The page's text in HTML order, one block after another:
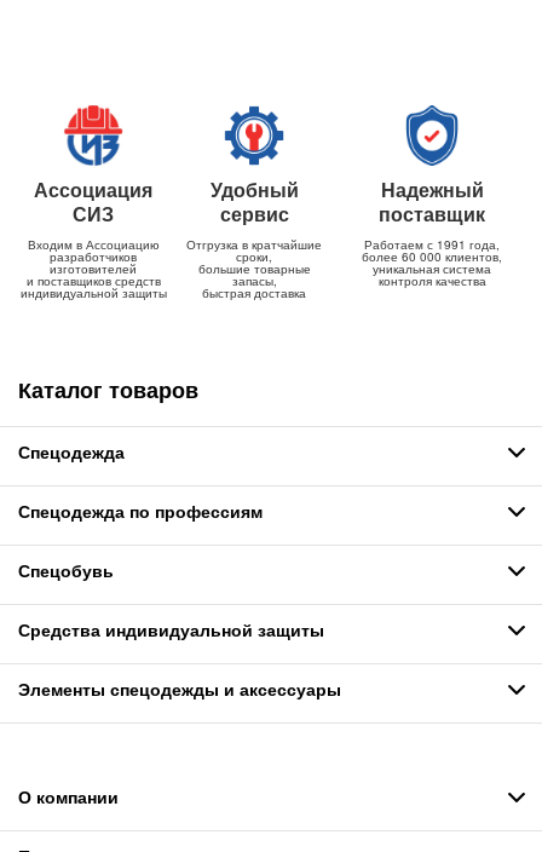
Ассоциация
СИЗ
Входим в Ассоциацию
разработчиков
изготовителей
и поставщиков средств
индивидуальной защиты
Удобный
сервис
Отгрузка в кратчайшие
сроки,
большие товарные
запасы,
быстрая доставка
Надежный
поставщик
Работаем с 1991 года,
более 60 000 клиентов,
уникальная система
контроля качества
Каталог товаров
Спецодежда
Спецодежда по профессиям
Спецобувь
Средства индивидуальной защиты
Элементы спецодежды и аксессуары
О компании